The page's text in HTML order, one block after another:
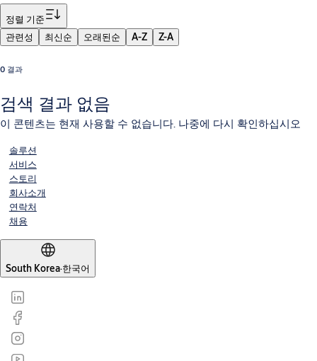
터
정렬 기준
관련성
최신순 오래된순 A-Z Z-A
0 결과
검색 결과 없음
이 콘텐츠는 현재 사용할 수 없습니다. 나중에 다시 확인하십시오
솔루션
서비스
스토리
회사소개
연락처
채용
South Korea·한국어